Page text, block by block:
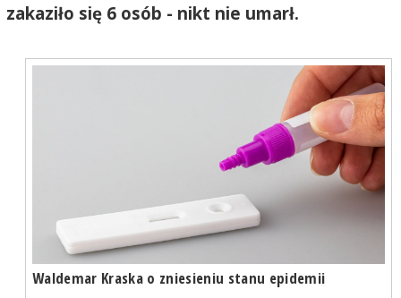
zakaziło się 6 osób - nikt nie umarł.
Waldemar Kraska o zniesieniu stanu epidemii